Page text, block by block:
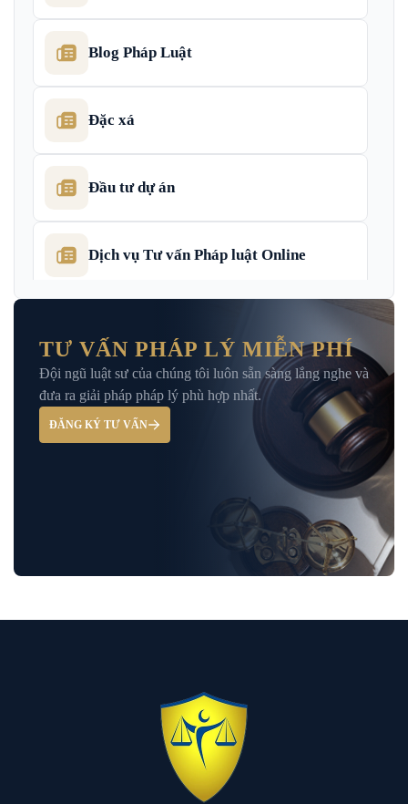
Blog Pháp Luật
Đặc xá
Đầu tư dự án
Dịch vụ Tư vấn Pháp luật Online
Giải Đáp – Tư Vấn Pháp Luật Hình Sự
Hỏi đáp và tư vấn pháp luật
Luật Bảo Hiểm Xã Hội
Luật Giao Thông
Luật Hành Chính
TƯ VẤN PHÁP LÝ MIỄN PHÍ
Đội ngũ luật sư của chúng tôi luôn sẵn sàng lắng nghe và
đưa ra giải pháp pháp lý phù hợp nhất.
ĐĂNG KÝ TƯ VẤN